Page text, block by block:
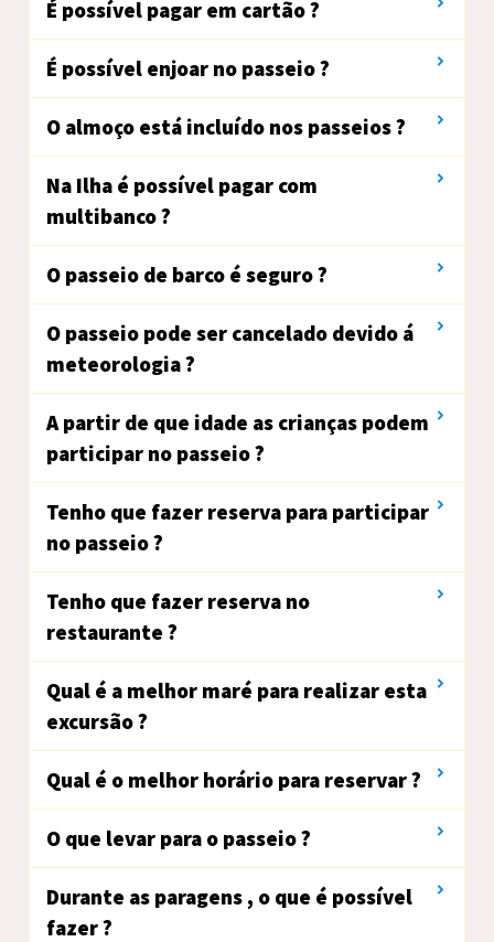
É possível pagar em cartão ?
É possível enjoar no passeio ?
O almoço está incluído nos passeios ?
Na Ilha é possível pagar com
multibanco ?
O passeio de barco é seguro ?
O passeio pode ser cancelado devido á
meteorologia ?
A partir de que idade as crianças podem
participar no passeio ?
Tenho que fazer reserva para participar
no passeio ?
Tenho que fazer reserva no
restaurante ?
Qual é a melhor maré para realizar esta
excursão ?
Qual é o melhor horário para reservar ?
O que levar para o passeio ?
Durante as paragens , o que é possível
fazer ?